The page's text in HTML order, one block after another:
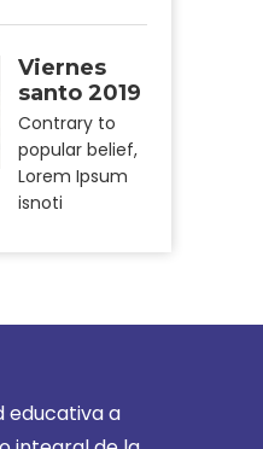
Viernes
santo 2019
Contrary to
popular belief,
Lorem Ipsum
isnoti
educativa a